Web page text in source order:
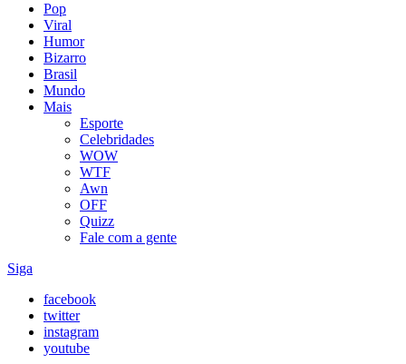
Pop
Viral
Humor
Bizarro
Brasil
Mundo
Mais
Esporte
Celebridades
WOW
WTF
Awn
OFF
Quizz
Fale com a gente
Siga
facebook
twitter
instagram
youtube